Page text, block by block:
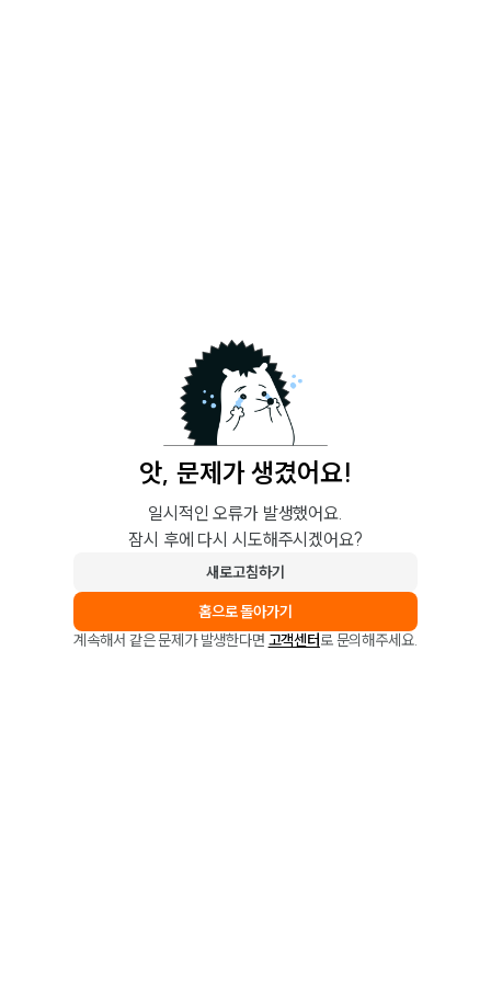
앗, 문제가 생겼어요!
일시적인 오류가 발생했어요.
잠시 후에 다시 시도해주시겠어요?
새로고침하기
홈으로 돌아가기
계속해서 같은 문제가 발생한다면 고객센터로 문의해주세요.